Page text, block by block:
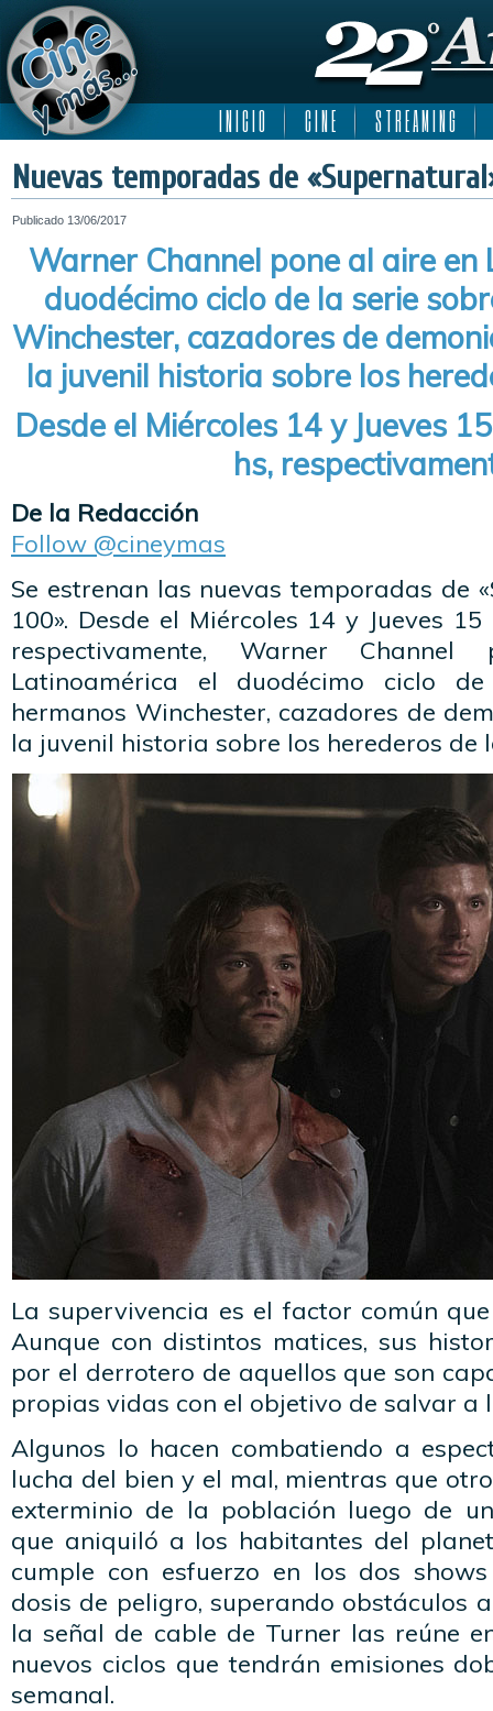
I N I C I O C I N E S T R E A M I N G
Nuevas temporadas de
Publicado 13/06/2017
Warner Channel pone al aire en
duodécimo ciclo de la serie
Winchester, cazadores de
la juvenil historia sobre los
Desde el Miércoles 14 y Jueves
hs,
De la Redacción
Follow @cineymas
Se estrenan las nuevas temporadas de
100». Desde el Miércoles 14 y Jueves
respectivamente, Warner
Latinoamérica el duodécimo ciclo
hermanos Winchester, cazadores de
la juvenil historia sobre los herederos de
La supervivencia es el factor común
Aunque con distintos matices, sus
por el derrotero de aquellos que son
propias vidas con el objetivo de salvar a
Algunos lo hacen combatiendo a
lucha del bien y el mal, mientras que
exterminio de la población luego de
que aniquiló a los habitantes del
cumple con esfuerzo en los dos
dosis de peligro, superando obstáculos
la señal de cable de Turner las reúne
nuevos ciclos que tendrán emisiones
semanal.